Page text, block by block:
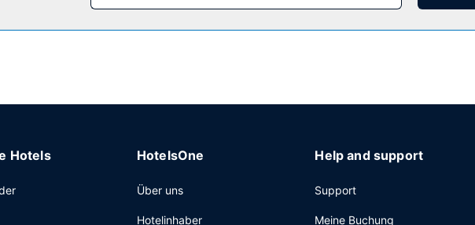
einem Drink an der Poolbar ausklingen. Ein nach Wunsch zubereitetes Frühstück wird
Hotels HotelsOne
Über uns
Hotelinhaber
Help and support
Support
Meine Buchung